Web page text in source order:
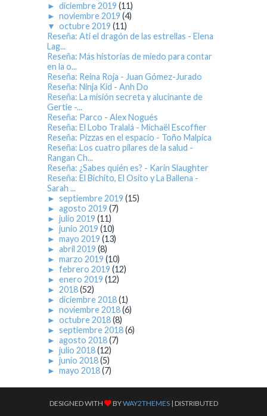
► diciembre 2019 (11)
► noviembre 2019 (4)
▼ octubre 2019 (11)
Reseña: Ati el dragón de las estrellas - Elena
Lag...
Reseña: Más historias de miedo para contar
en la o...
Reseña: Reina Roja - Juan Gómez-Jurado
Reseña: Ninja Kid - Anh Do
Reseña: La misión secreta y alucinante de
Gertie -...
Reseña: Parco - Alex Nogués
Reseña: El Lobo Tralalá - Michaël Escoffier
Reseña: Pizzas en el espacio - Toño Malpica
Reseña: Los cuatro pilares de la salud -
Rangan Ch...
Reseña: ¿Sabes quién es? - Karin Slaughter
Reseña: El Bichito, El Osito y La Ballena -
Sarah ...
► septiembre 2019 (15)
► agosto 2019 (7)
► julio 2019 (11)
► junio 2019 (10)
► mayo 2019 (13)
► abril 2019 (8)
► marzo 2019 (10)
► febrero 2019 (12)
► enero 2019 (12)
► 2018(52)
► diciembre 2018(1)
► noviembre 2018(6)
► octubre 2018(8)
► septiembre 2018(6)
► agosto 2018(7)
► julio 2018(12)
► junio 2018(5)
► mayo 2018(7)
DESIGNED WITH BYWAY2THEMES| DISTRIBUTED